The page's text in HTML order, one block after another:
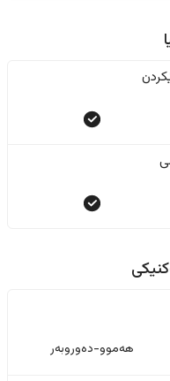
هەموو-دەوروبەر